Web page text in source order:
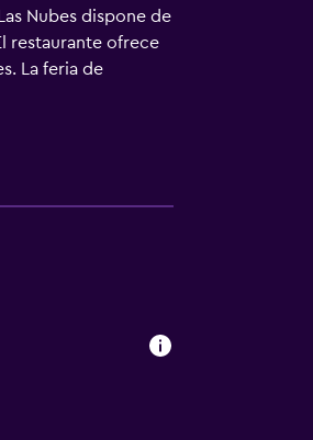
Nubes dispone de
restaurante ofrece
La feria de